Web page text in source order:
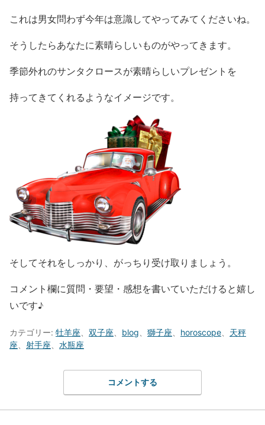
これは男女問わず今年は意識してやってみてくださいね。
そうしたらあなたに素晴らしいものがやってきます。
季節外れのサンタクロースが素晴らしいプレゼントを
持ってきてくれるようなイメージです。
そしてそれをしっかり、がっちり受け取りましょう。
コメント欄に質問・要望・感想を書いていただけると嬉し
いです♪
カテゴリー: 牡羊座 双子座 blog 獅子座 horoscope
天秤
座
射手座 水瓶座
コメントする